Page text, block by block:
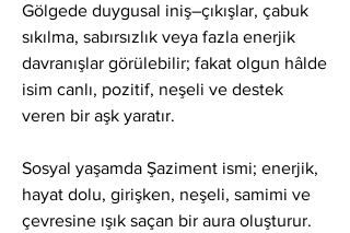
Gölgede duygusal iniş–çıkışlar, çabuk
sıkılma, sabırsızlık veya fazla enerjik
davranışlar görülebilir; fakat olgun hâlde
isim canlı, pozitif, neşeli ve destek
veren bir aşk yaratır.
Sosyal yaşamda Şaziment ismi; enerjik,
hayat dolu, girişken, neşeli, samimi ve
çevresine ışık saçan bir aura oluşturur.